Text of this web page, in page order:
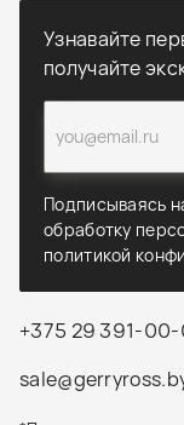
+375 29 391-
Узнавайте
получайте
Подписываясь
обработку
политикой